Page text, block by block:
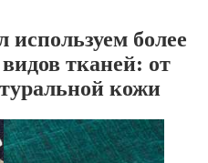
используем более
тканей: от
кожи